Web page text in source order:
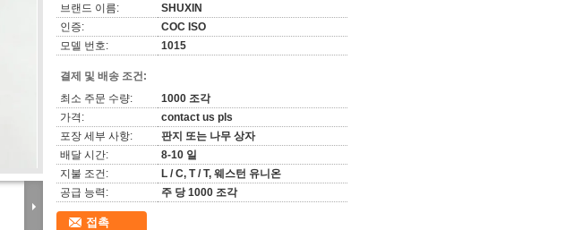
브랜드 이름:
SHUXIN
인증:
COC ISO
모델 번호:
1015
결제 및 배송 조건:
최소 주문 수량:
1000 조각
가격:
contact us pls
포장 세부 사항:
판지 또는 나무 상자
배달 시간:
8-10 일
지불 조건:
L / C, T / T, 웨스턴 유니온
공급 능력:
주 당 1000 조각
접촉